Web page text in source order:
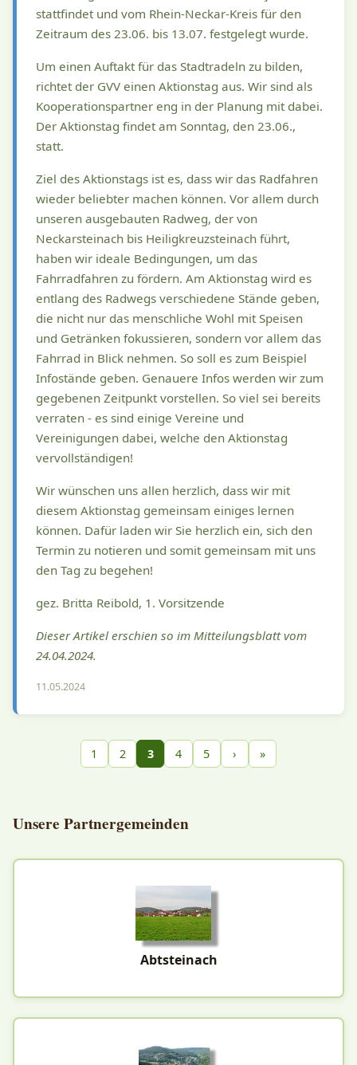
stattfindet und vom Rhein-Neckar-Kreis für den
Zeitraum des 23.06. bis 13.07. festgelegt wurde.
Um einen Auftakt für das Stadtradeln zu bilden,
richtet der GVV einen Aktionstag aus. Wir sind als
Kooperationspartner eng in der Planung mit dabei.
Der Aktionstag findet am Sonntag, den 23.06.,
statt.
Ziel des Aktionstags ist es, dass wir das Radfahren
wieder beliebter machen können. Vor allem durch
unseren ausgebauten Radweg, der von
Neckarsteinach bis Heiligkreuzsteinach führt,
haben wir ideale Bedingungen, um das
Fahrradfahren zu fördern. Am Aktionstag wird es
entlang des Radwegs verschiedene Stände geben,
die nicht nur das menschliche Wohl mit Speisen
und Getränken fokussieren, sondern vor allem das
Fahrrad in Blick nehmen. So soll es zum Beispiel
Infostände geben. Genauere Infos werden wir zum
gegebenen Zeitpunkt vorstellen. So viel sei bereits
verraten - es sind einige Vereine und
Vereinigungen dabei, welche den Aktionstag
vervollständigen!
Wir wünschen uns allen herzlich, dass wir mit
diesem Aktionstag gemeinsam einiges lernen
können. Dafür laden wir Sie herzlich ein, sich den
Termin zu notieren und somit gemeinsam mit uns
den Tag zu begehen!
gez. Britta Reibold, 1. Vorsitzende
Dieser Artikel erschien so im Mitteilungsblatt vom
24.04.2024.
11.05.2024
1 2 3 4 5 › »
Unsere Partnergemeinden
Abtsteinach